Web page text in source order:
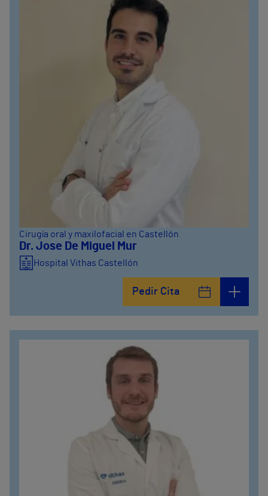
Cirugía oral y maxilofacial en Castellón
Dr. Jose De Miguel Mur
Hospital Vithas Castellón
Pedir Cita